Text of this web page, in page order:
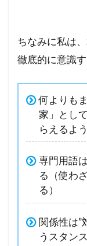
ちなみに私は
徹底的に意識
何よりも
家」とし
らえるよ
専門用語
る（使わ
る）
関係性は”
うスタン